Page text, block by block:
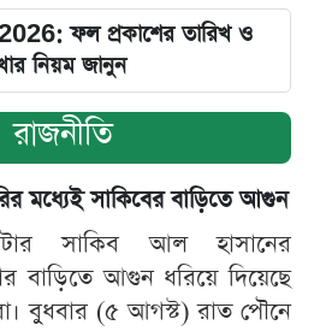
ফল প্রকাশের তারিখ ও
নিয়ম জানুন
রাজনীতি
মধ্যেই সাকিবের বাড়িতে আগুন
সাকিব আল হাসানের
বাড়িতে আগুন ধরিয়ে দিয়েছে
বুধবার (৫ আগস্ট) রাত পৌনে